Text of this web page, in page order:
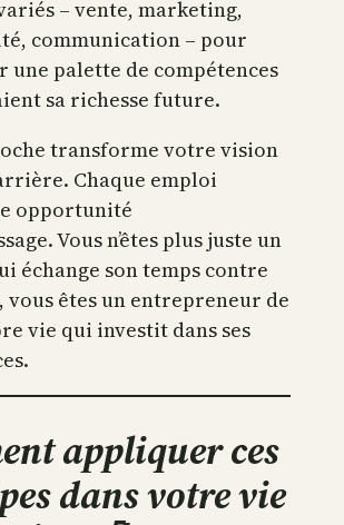
– vente, marketing,
communication – pour
une palette de compétences
sa richesse future.
transforme votre vision
Chaque emploi
opportunité
Vous n’êtes plus juste un
échange son temps contre
vous êtes un entrepreneur de
vie qui investit dans ses
appliquer ces
dans votre vie